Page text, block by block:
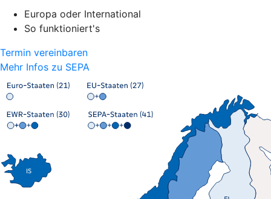
Europa oder International
So funktioniert's
Termin vereinbaren
Mehr Infos zu SEPA